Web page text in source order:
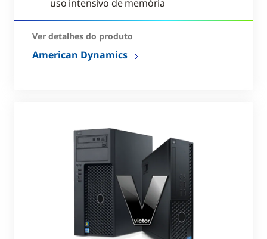
uso intensivo de memória
Ver detalhes do produto
American Dynamics